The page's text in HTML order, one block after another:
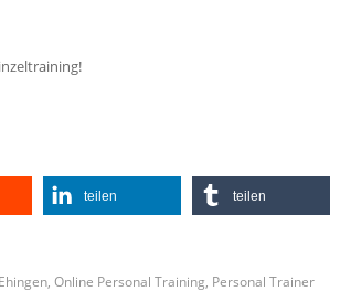
teilen teilen
Online Personal Training Personal Trainer